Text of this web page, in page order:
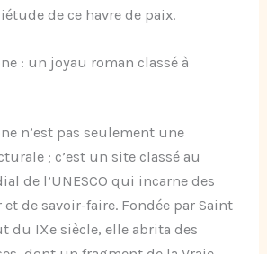
de ce havre de paix.
: un joyau roman classé à
n’est pas seulement une
; c’est un site classé au
de l’UNESCO qui incarne des
de savoir-faire. Fondée par Saint
du IXe siècle, elle abrita des